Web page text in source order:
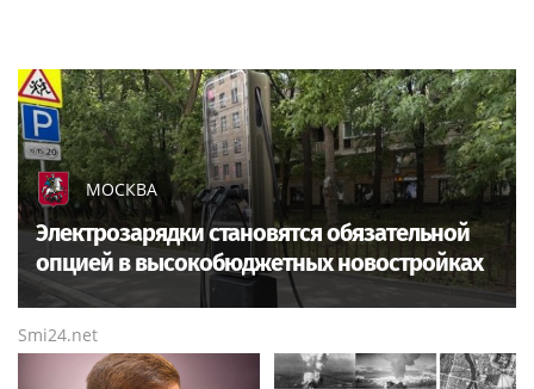
МОСКВА
Электрозарядки становятся обязательной
опцией в высокобюджетных новостройках
Smi24.net